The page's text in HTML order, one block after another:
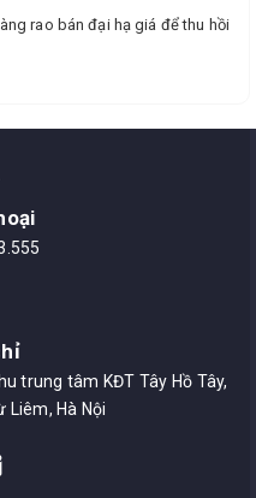
rao bán đại hạ giá để thu hồi
trung tâm KĐT Tây Hồ Tây,
Liêm, Hà Nội